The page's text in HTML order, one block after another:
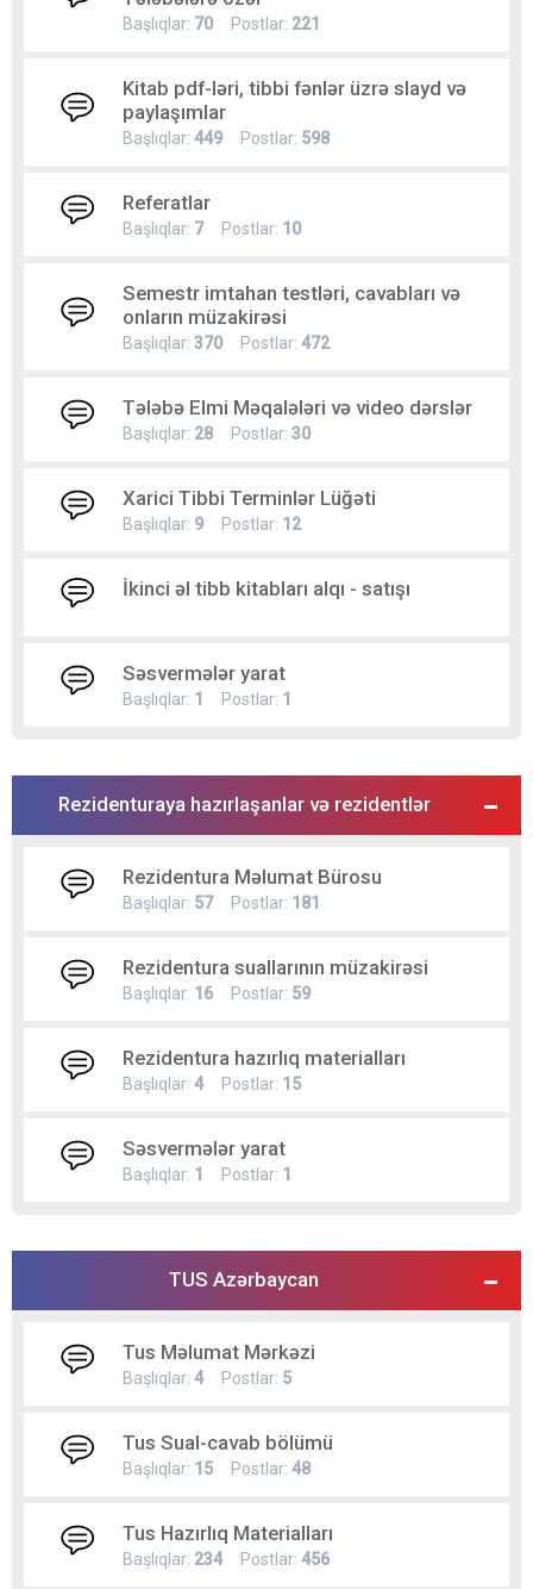
Başlıqlar: 70 Postlar: 221
Kitab pdf-ləri, tibbi fənlər üzrə slayd və
paylaşımlar
Başlıqlar: 449 Postlar: 598
Referatlar
Başlıqlar: 7Postlar: 10
Semestr imtahan testləri, cavabları və
onların müzakirəsi
Başlıqlar: 370 Postlar: 472
Tələbə Elmi Məqalələri və video dərslər
Başlıqlar: 28 Postlar: 30
Xarici Tibbi Terminlər Lüğəti
Başlıqlar: 9 Postlar: 12
İkinci əl tibb kitabları alqı - satışı
Səsvermələr yarat
Başlıqlar: 1 Postlar: 1
Rezidenturaya hazırlaşanlar və rezidentlər
Rezidentura Məlumat Bürosu
Başlıqlar: 57Postlar: 181
Rezidentura suallarının müzakirəsi
Başlıqlar: 16 Postlar: 59
Rezidentura hazırlıq materialları
Başlıqlar: 4Postlar: 15
Səsvermələr yarat
Başlıqlar: 1 Postlar: 1
TUS Azərbaycan
Tus Məlumat Mərkəzi
Başlıqlar: 4Postlar: 5
Tus Sual-cavab bölümü
Başlıqlar: 15 Postlar: 48
Tus Hazırlıq Materialları
Başlıqlar: 234Postlar: 456